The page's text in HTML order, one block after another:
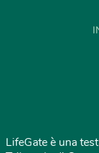
LifeGate è una